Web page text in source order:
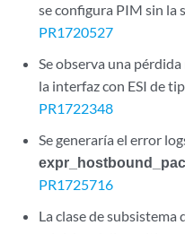
se configura PIM sin
PR1720527
Se observa una
la interfaz con ESI de
PR1722348
Se generaría el error
PR1725716
La clase de subsistema